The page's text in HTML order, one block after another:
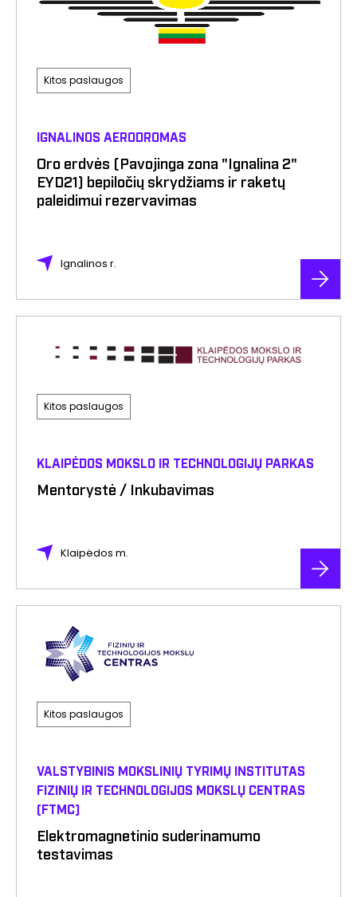
Kitos paslaugos
IGNALINOS AERODROMAS
Oro erdvės (Pavojinga zona "Ignalina 2"
EYD21) bepiločių skrydžiams ir raketų
paleidimui rezervavimas
Ignalinos r.
Kitos paslaugos
KLAIPĖDOS MOKSLO IR TECHNOLOGIJŲ PARKAS
Mentorystė / Inkubavimas
Klaipėdos m.
Kitos paslaugos
VALSTYBINIS MOKSLINIŲ TYRIMŲ INSTITUTAS
FIZINIŲ IR TECHNOLOGIJOS MOKSLŲ CENTRAS
(FTMC)
Elektromagnetinio suderinamumo
testavimas